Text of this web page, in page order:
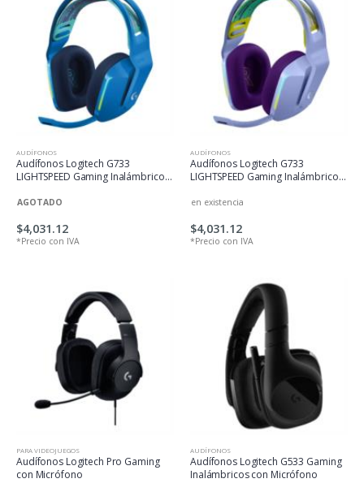
AUDÍFONOS
Audífonos Logitech G733
LIGHTSPEED Gaming Inalámbricos
AGOTADO
$4,031.12
*Precio con IVA
AUDÍFONOS
Audífonos Logitech G733
LIGHTSPEED Gaming Inalámbricos
en existencia
$4,031.12
*Precio con IVA
PARA VIDEOJUEGOS
Audífonos Logitech Pro Gaming
con Micrófono
AUDÍFONOS
Audífonos Logitech G533 Gaming
Inalámbricos con Micrófono